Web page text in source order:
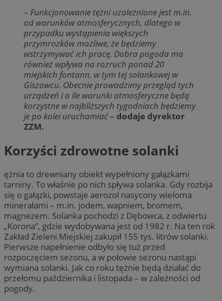
– Funkcjonowanie tężni uzależnione jest m.in.
od warunków atmosferycznych, dlatego w
przypadku wystąpienia większych
przymrozków możliwe, że będziemy
wstrzymywać ich pracę. Dobra pogoda ma
również wpływa na rozruch ponad 20
miejskich fontann, w tym tej solankowej w
Giszowcu. Obecnie prowadzimy przegląd tych
urządzeń i o ile warunki atmosferyczne będą
korzystne w najbliższych tygodniach będziemy
je po kolei uruchamiać– dodaje dyrektor
ZZM.
Korzyści zdrowotne solanki
ężnia to drewniany obiekt wypełniony gałązkami
tarniny. To właśnie po nich spływa solanka. Gdy rozbija
się o gałązki, powstaje aerozol nasycony wieloma
minerałami – m.in. jodem, wapniem, bromem,
magnezem. Solanka pochodzi z Dębowca, z odwiertu
„Korona”, gdzie wydobywana jest od 1982 r. Na ten rok
Zakład Zieleni Miejskiej zakupił 155 tys. litrów solanki.
Pierwsze napełnienie odbyło się tuż przed
rozpoczęciem sezonu, a w połowie sezonu nastąpi
wymiana solanki. Jak co roku tężnie będą działać do
przełomu października i listopada – w zależności od
pogody.